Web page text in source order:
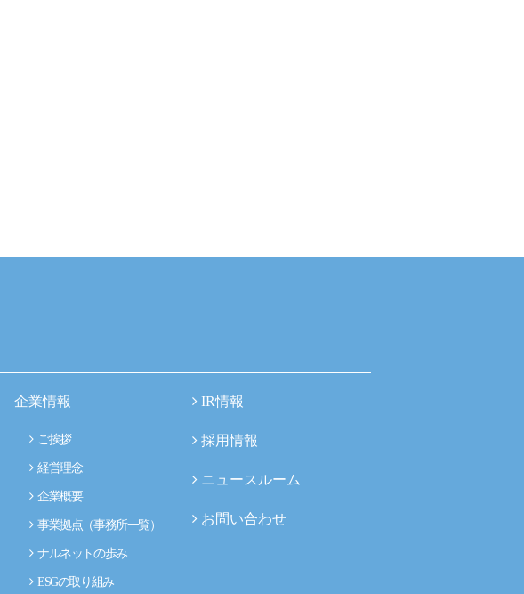
企業情報
ご挨拶
経営理念
企業概要
事業拠点（事務所一覧）
ナルネットの歩み
ESGの取り組み
IR情報
採用情報
ニュースルーム
お問い合わせ